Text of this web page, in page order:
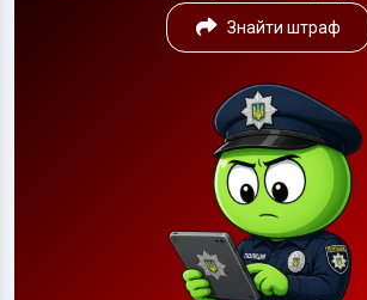
Знайти штраф